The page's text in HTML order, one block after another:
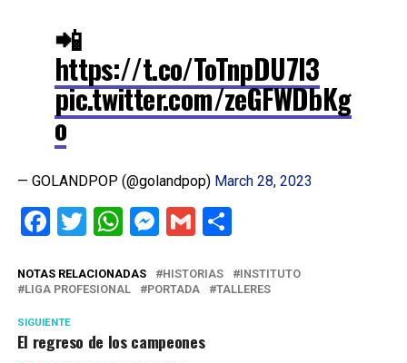
📲
https://t.co/ToTnpDU7l3
pic.twitter.com/zeGFWDbKg
o
— GOLANDPOP (@golandpop) March 28, 2023
Facebook
Twitter
WhatsApp
Messenger
GmailShare
NOTAS RELACIONADAS HISTORIAS
INSTITUTO
LIGA PROFESIONAL
PORTADA TALLERES
SIGUIENTE
El regreso de los campeones